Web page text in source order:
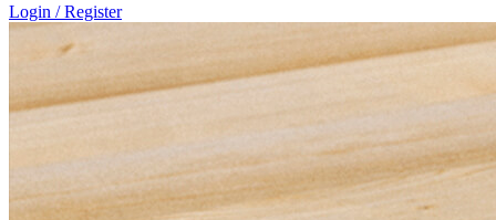
Login / Register